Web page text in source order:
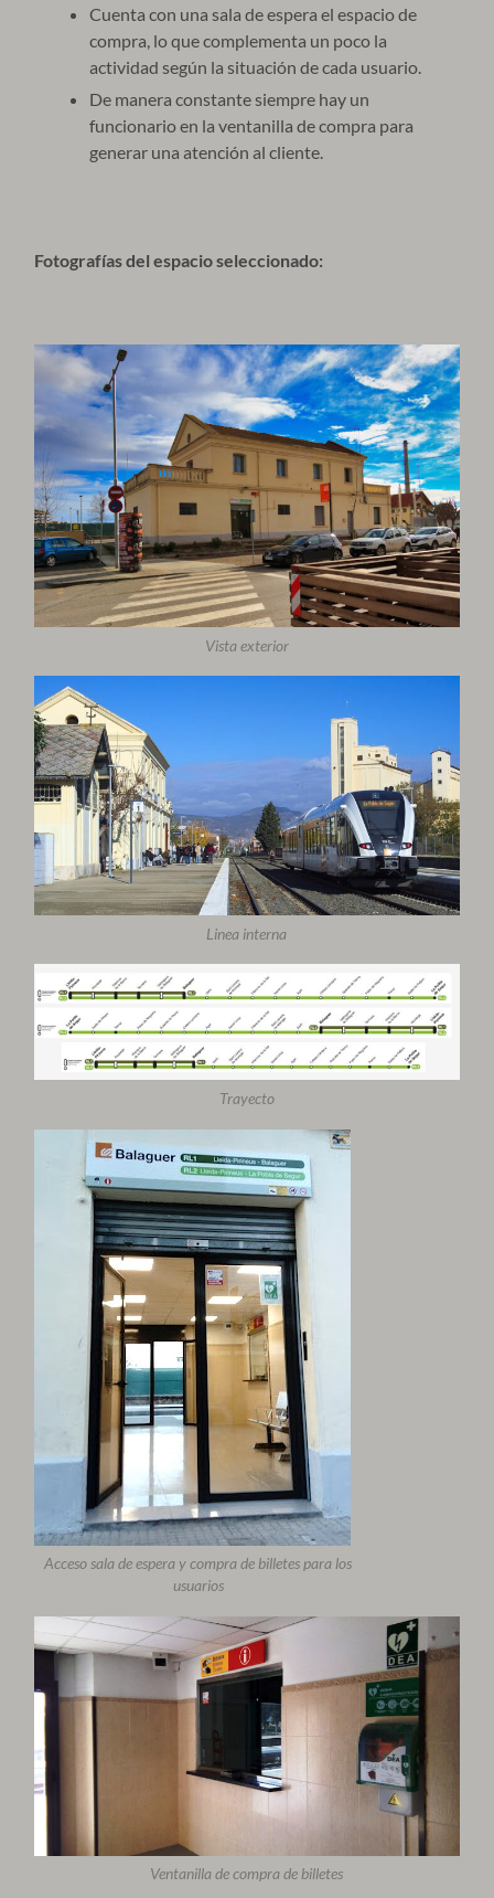
Cuenta con una sala de espera el espacio de
compra, lo que complementa un poco la
actividad según la situación de cada usuario.
De manera constante siempre hay un
funcionario en la ventanilla de compra para
generar una atención al cliente.
Fotografías del espacio seleccionado:
Vista exterior
Linea interna
Trayecto
Acceso sala de espera y compra de billetes para los
usuarios
Ventanilla de compra de billetes